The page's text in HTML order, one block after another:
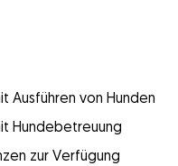
Ausführen von Hunden
Hundebetreuung
zur Verfügung